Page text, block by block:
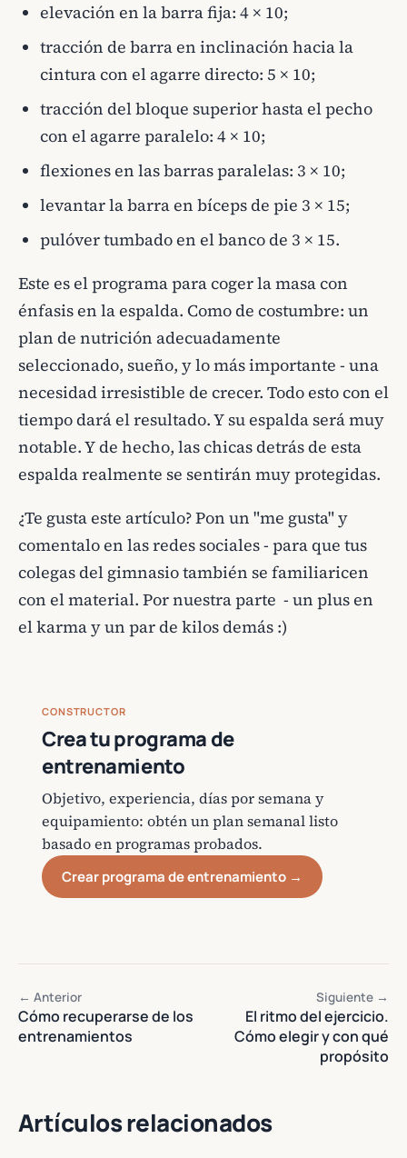
elevación en la barra fija: 4 × 10;
tracción de barra en inclinación hacia la
cintura con el agarre directo: 5 × 10;
tracción del bloque superior hasta el pecho
con el agarre paralelo: 4 × 10;
flexiones en las barras paralelas: 3 × 10;
levantar la barra en bíceps de pie 3 × 15;
pulóver tumbado en el banco de 3 × 15.
Este es el programa para coger la masa con
énfasis en la espalda. Como de costumbre: un
plan de nutrición adecuadamente
seleccionado, sueño, y lo más importante - una
necesidad irresistible de crecer. Todo esto con el
tiempo dará el resultado. Y su espalda será muy
notable. Y de hecho, las chicas detrás de esta
espalda realmente se sentirán muy protegidas.
¿Te gusta este artículo? Pon un "me gusta" y
comentalo en las redes sociales - para que tus
colegas del gimnasio también se familiaricen
con el material. Por nuestra parte - un plus en
el karma y un par de kilos demás :)
CONSTRUCTOR
Crea tu programa de
entrenamiento
Objetivo, experiencia, días por semana y
equipamiento: obtén un plan semanal listo
basado en programas probados.
Crear programa de entrenamiento →
← Anterior
Cómo recuperarse de los
entrenamientos
Siguiente →
El ritmo del ejercicio.
Cómo elegir y con qué
propósito
Artículos relacionados